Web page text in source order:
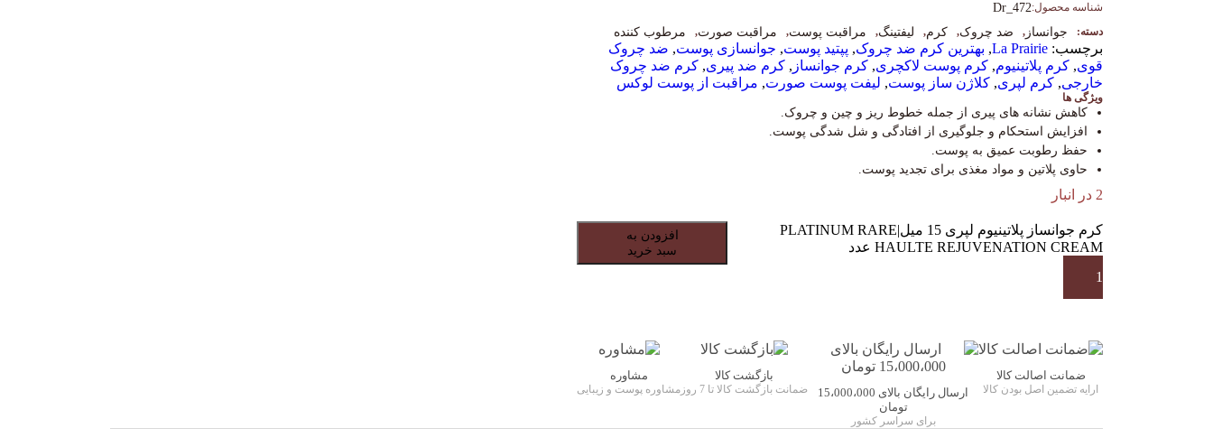
شناسه محصول:Dr_472
دسته: جوانساز , ضد چروک, کرم, لیفتینگ, مراقبت پوست, مراقبت صورت, مرطوب کننده
برچسب: La Prairie
, بهترین کرم ضد چروک, پپتید پوست, جوانسازی پوست, ضد چروک
قوی, کرم پلاتینیوم, کرم پوست لاکچری, کرم جوانساز , کرم ضد پیری, کرم ضد چروک
خارجی, کرم لپری, کلاژن ساز پوست, لیفت پوست صورت, مراقبت از پوست لوکس
ویژگی ها
کاهش نشانه های پیری از جمله خطوط ریز و چین و چروک.
افزایش استحکام و جلوگیری از افتادگی و شل شدگی پوست.
حفظ رطوبت عمیق به پوست.
حاوی پلاتین و مواد مغذی برای تجدید پوست.
2 در انبار
کرم جوانساز پلاتینیوم لپری 15 میل|PLATINUM RARE
HAULTE REJUVENATION CREAM عدد
افزودن به
سبد خرید
ضمانت اصالت کالا
ارایه تضمین اصل بودن کالا
ارسال رایگان بالای 15،000،000
تومان
برای سراسر کشور
بازگشت کالا
ضمانت بازگشت کالا تا 7 روز
مشاوره
مشاوره پوست و زیبایی